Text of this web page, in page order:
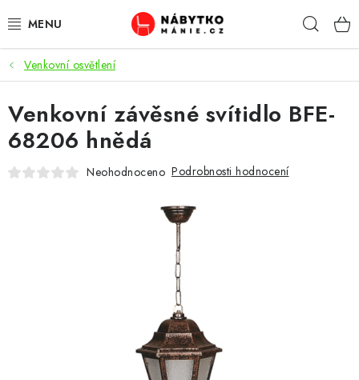
na
OBÝVACÍ POKOJ
KUCHYŇ A JÍDELNA
LOŽNICE
CHOVATELSKÉ POTŘEBY
Venkovní osvětlení
Venkovní závěsné svítidlo BFE-
68206 hnědá
Neohodnoceno Podrobnosti hodnocení